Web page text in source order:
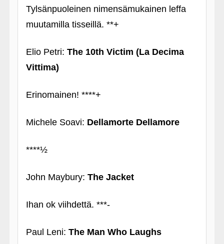
Tylsänpuoleinen nimensämukainen leffa
muutamilla tisseillä. **+
Elio Petri: The 10th Victim (La Decima
Vittima)
Erinomainen! ****+
Michele Soavi: Dellamorte Dellamore
****½
John Maybury: The Jacket
Ihan ok viihdettä. ***-
Paul Leni: The Man Who Laughs